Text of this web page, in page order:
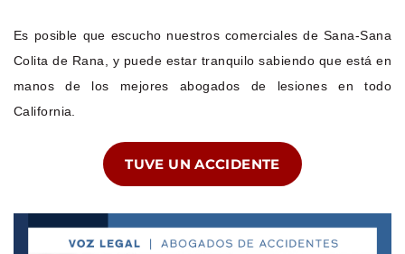
Es posible que escucho nuestros comerciales de Sana-Sana
Colita de Rana, y puede estar tranquilo sabiendo que está en
manos de los mejores abogados de lesiones en todo
California.
TUVE UN ACCIDENTE